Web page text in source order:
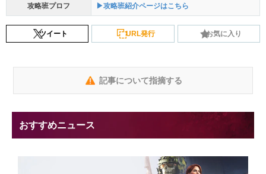
攻略班プロフ ▶攻略班紹介ページはこちら
ツイート URL発行 お気に入り
記事について指摘する
おすすめニュース